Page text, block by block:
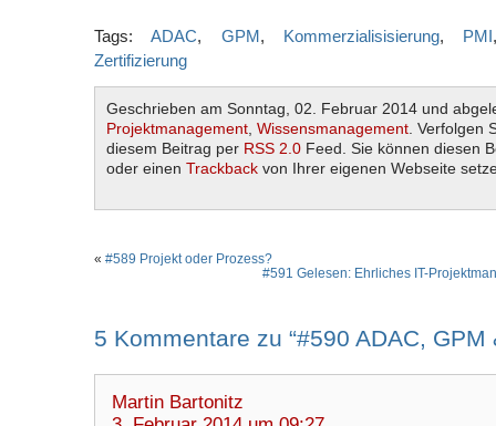
Tags:ADAC, GPM, Kommerzialisisierung, PMI
Zertifizierung
Geschrieben am Sonntag, 02. Februar 2014 und
Projektmanagement Wissensmanagement . Verfolgen
diesem Beitrag per RSS 2.0 Feed. Sie können diesen
oder einen Trackback von Ihrer eigenen Webseite
« #589 Projekt oder Prozess?
#591 Gelesen: Ehrliches IT-
5 Kommentare zu “#590 ADAC, GPM
Martin Bartonitz